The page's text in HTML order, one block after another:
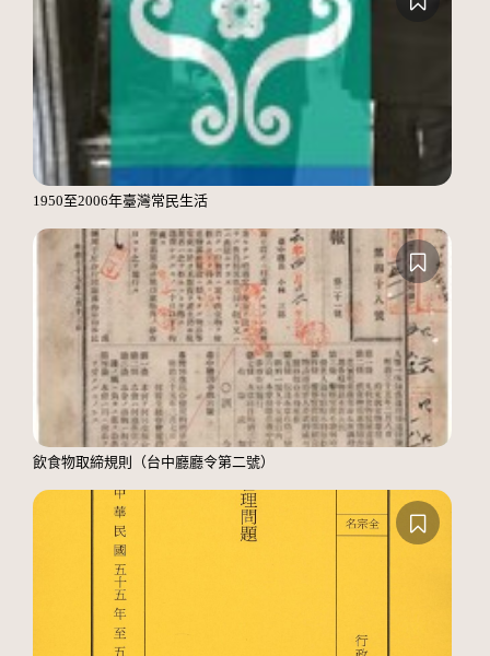
1950至2006年臺灣常民生活
飲食物取締規則（台中廳廳令第二號）